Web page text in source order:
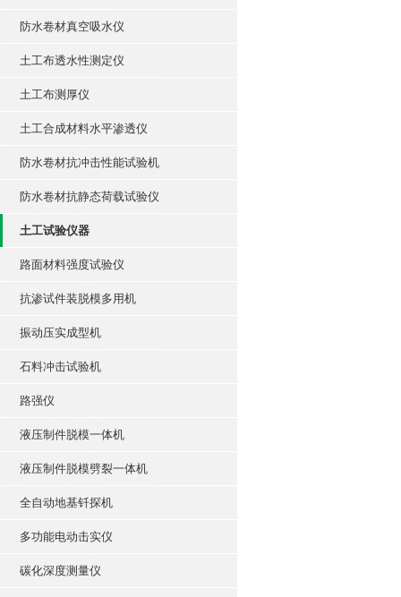
防水卷材真空吸水仪
土工布透水性测定仪
土工布测厚仪
土工合成材料水平渗透仪
防水卷材抗冲击性能试验机
防水卷材抗静态荷载试验仪
土工试验仪器
路面材料强度试验仪
抗渗试件装脱模多用机
振动压实成型机
石料冲击试验机
路强仪
液压制件脱模一体机
液压制件脱模劈裂一体机
全自动地基钎探机
多功能电动击实仪
碳化深度测量仪